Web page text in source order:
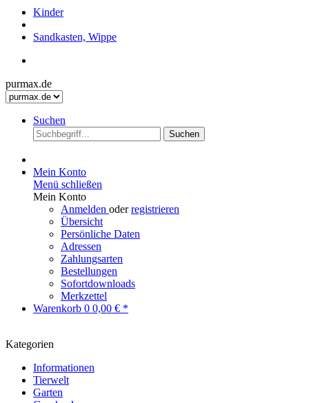
Kinder
Sandkasten, Wippe
purmax.de
Suchen
Suchen
Mein Konto
Menü schließen
Mein Konto
Anmelden oderregistrieren
Übersicht
Persönliche Daten
Adressen
Zahlungsarten
Bestellungen
Sofortdownloads
Merkzettel
Warenkorb 0 0,00 € *
Kategorien
Informationen
Tierwelt
Garten